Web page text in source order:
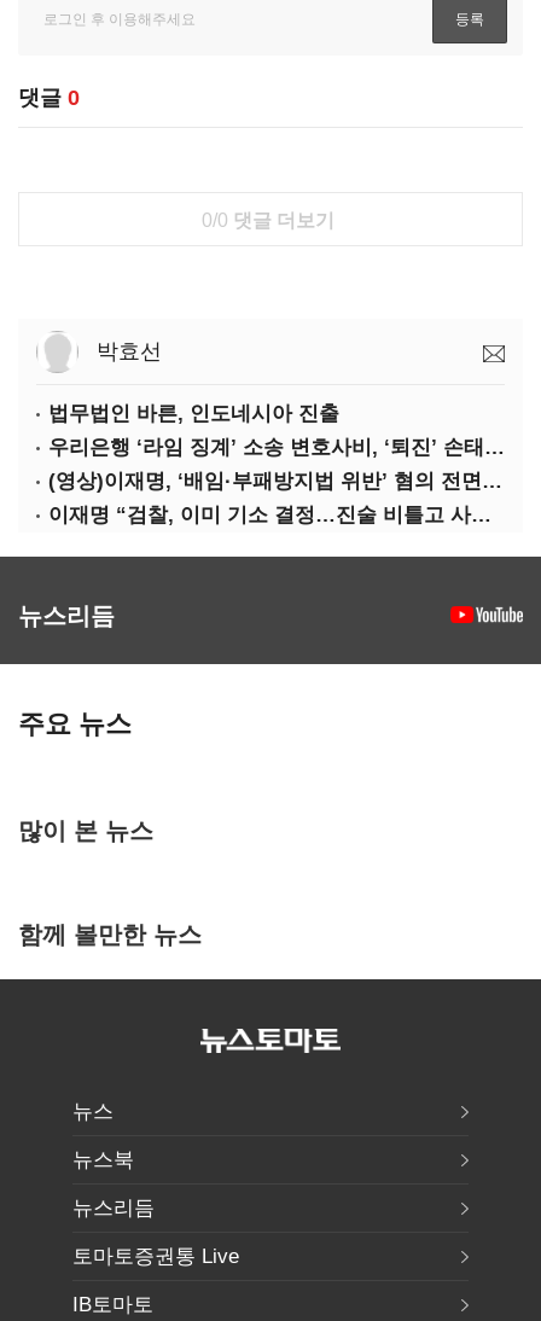
댓글 0
0/0 댓글 더보기
박효선
법무법인 바른, 인도네시아 진출
우리은행 ‘라임 징계’ 소송 변호사비, ‘퇴진’ 손태승 회장 개인이 납부하나
(영상)이재명, ‘배임·부패방지법 위반’ 혐의 전면 반박(종합)
이재명 “검찰, 이미 기소 결정…진술 비틀고 사건 조작에 악용”
뉴스리듬
주요 뉴스
많이 본 뉴스
함께 볼만한 뉴스
뉴스
뉴스북
뉴스리듬
토마토증권통 Live
IB토마토